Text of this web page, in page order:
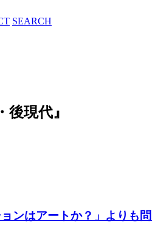
SEARCH
現代』
ンはアートか？」より